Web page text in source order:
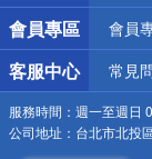
會員專區 會員
客服中心 常見
服務時間： 週一至週日
公司地址： 台北市北投